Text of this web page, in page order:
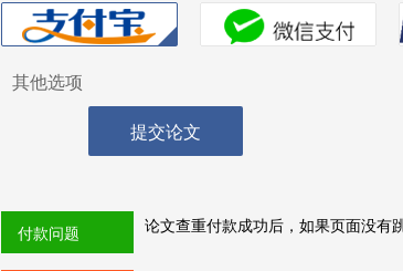
其他选项
提交论文
付款问题 论文查重付款成功后，如果页面没有